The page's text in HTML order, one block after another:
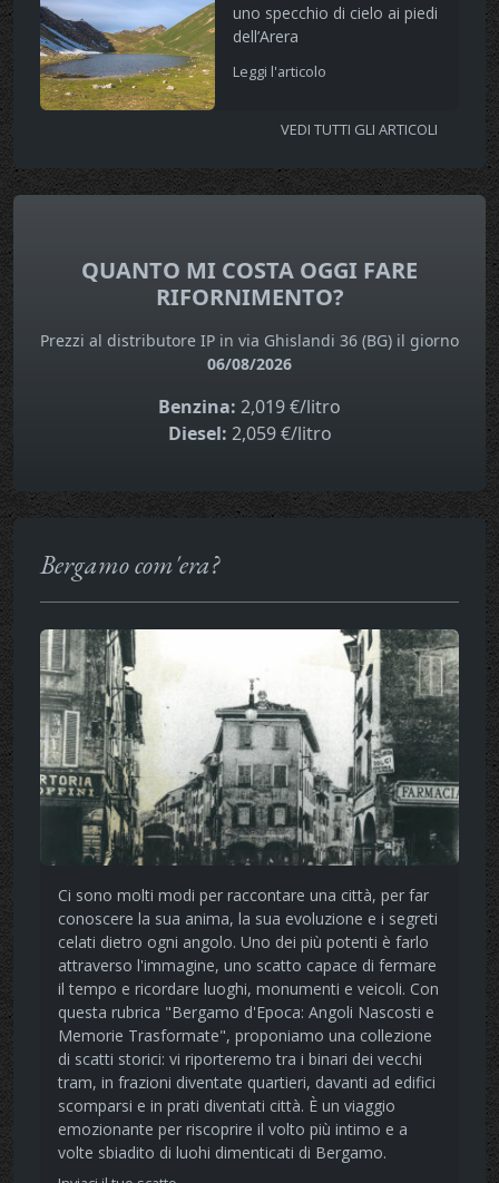
uno specchio di cielo ai piedi
dell’Arera
Leggi l'articolo
VEDI TUTTI GLI ARTICOLI
QUANTO MI COSTA OGGI FARE
RIFORNIMENTO?
Prezzi al distributore IP in via Ghislandi 36 (BG) il giorno
06/08/2026
Benzina: 2,019 €/litro
Diesel: 2,059 €/litro
Bergamo com'era?
Ci sono molti modi per raccontare una città, per far
conoscere la sua anima, la sua evoluzione e i segreti
celati dietro ogni angolo. Uno dei più potenti è farlo
attraverso l'immagine, uno scatto capace di fermare
il tempo e ricordare luoghi, monumenti e veicoli. Con
questa rubrica "Bergamo d'Epoca: Angoli Nascosti e
Memorie Trasformate", proponiamo una collezione
di scatti storici: vi riporteremo tra i binari dei vecchi
tram, in frazioni diventate quartieri, davanti ad edifici
scomparsi e in prati diventati città. È un viaggio
emozionante per riscoprire il volto più intimo e a
volte sbiadito di luohi dimenticati di Bergamo.